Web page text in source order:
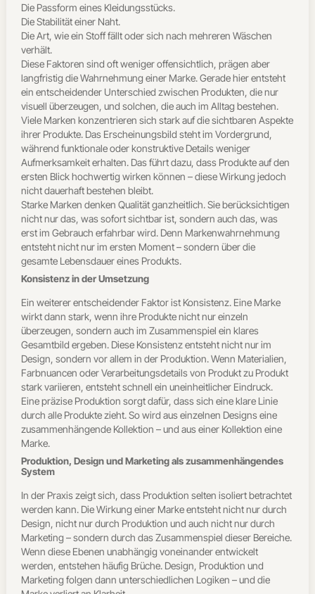
Die Passform eines Kleidungsstücks.
Die Stabilität einer Naht.
Die Art, wie ein Stoff fällt oder sich nach mehreren Wäschen
verhält.
Diese Faktoren sind oft weniger offensichtlich, prägen aber
langfristig die Wahrnehmung einer Marke. Gerade hier entsteht
ein entscheidender Unterschied zwischen Produkten, die nur
visuell überzeugen, und solchen, die auch im Alltag bestehen.
Viele Marken konzentrieren sich stark auf die sichtbaren Aspekte
ihrer Produkte. Das Erscheinungsbild steht im Vordergrund,
während funktionale oder konstruktive Details weniger
Aufmerksamkeit erhalten. Das führt dazu, dass Produkte auf den
ersten Blick hochwertig wirken können – diese Wirkung jedoch
nicht dauerhaft bestehen bleibt.
Starke Marken denken Qualität ganzheitlich. Sie berücksichtigen
nicht nur das, was sofort sichtbar ist, sondern auch das, was
erst im Gebrauch erfahrbar wird. Denn Markenwahrnehmung
entsteht nicht nur im ersten Moment – sondern über die
gesamte Lebensdauer eines Produkts.
Konsistenz in der Umsetzung
Ein weiterer entscheidender Faktor ist Konsistenz. Eine Marke
wirkt dann stark, wenn ihre Produkte nicht nur einzeln
überzeugen, sondern auch im Zusammenspiel ein klares
Gesamtbild ergeben. Diese Konsistenz entsteht nicht nur im
Design, sondern vor allem in der Produktion. Wenn Materialien,
Farbnuancen oder Verarbeitungsdetails von Produkt zu Produkt
stark variieren, entsteht schnell ein uneinheitlicher Eindruck.
Eine präzise Produktion sorgt dafür, dass sich eine klare Linie
durch alle Produkte zieht. So wird aus einzelnen Designs eine
zusammenhängende Kollektion – und aus einer Kollektion eine
Marke.
Produktion, Design und Marketing als zusammenhängendes
System
In der Praxis zeigt sich, dass Produktion selten isoliert betrachtet
werden kann. Die Wirkung einer Marke entsteht nicht nur durch
Design, nicht nur durch Produktion und auch nicht nur durch
Marketing – sondern durch das Zusammenspiel dieser Bereiche.
Wenn diese Ebenen unabhängig voneinander entwickelt
werden, entstehen häufig Brüche. Design, Produktion und
Marketing folgen dann unterschiedlichen Logiken – und die